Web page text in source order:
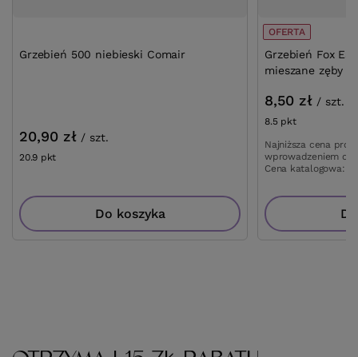
Grzebień 500 niebieski Comair
20,90 zł / szt.
20.9 pkt
Do koszyka
OFERTA
Grzebień Fox
mieszane zęby
8,50 zł / szt.
8.5 pktpunktów
Najniższa cena
wprowadzeniem
Cena katalogowa: